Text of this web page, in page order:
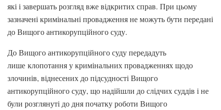
які і завершать розгляд вже відкритих справ. При цьому
зазначені кримінальні провадження не можуть бути передані
до Вищого антикорупційного суду.
До Вищого антикорупційного суду передадуть
лише клопотання у кримінальних провадженнях щодо
злочинів, віднесених до підсудності Вищого
антикорупційного суду, що надійшли до слідчих суддів і не
були розглянуті до дня початку роботи Вищого